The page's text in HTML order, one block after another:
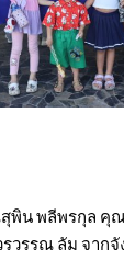
พิน พลีพรกุล คุ
วรรณ ลัม จากจั